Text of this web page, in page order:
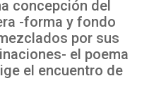
concepción del
-forma y fondo
por sus
el poema
el encuentro de